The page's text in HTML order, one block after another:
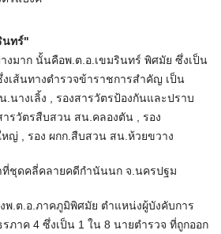
นทร์"
งมาก นั้นคือพ.ต.อ.เขมรินทร์ พิศมัย ซึ่งเป็น
เส้นทางตำรวจข้าราชการสำคัญ เป็น
นางเลิ้ง , รองสารวัตรป้องกันและปราบ
รวัตรสืบสวน สน.คลองตัน , รอง
ญ่ , รอง ผกก.สืบสวน สน.ห้วยขวาง
ชุดคลี่คลายคดีกำนันนก จ.นครปฐม
.ต.อ.ภาคภูมิพิศมัย ตำแหน่งผู้บังคับการ
ภาค 4 ซึ่งเป็น 1 ใน 8 นายตำรวจ ที่ถูกออก